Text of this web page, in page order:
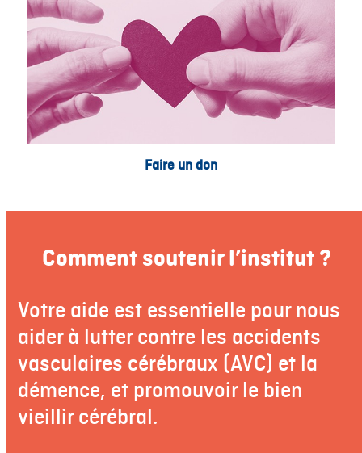
Faire un don
Comment soutenir l’institut ?
Votre aide est essentielle pour nous
aider à lutter contre les accidents
vasculaires cérébraux (AVC) et la
démence, et promouvoir le bien
vieillir cérébral.